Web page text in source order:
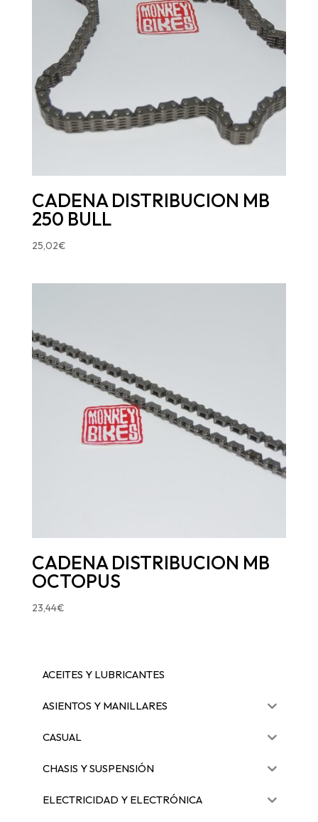
CADENA DISTRIBUCION MB
250 BULL
25,02€
CADENA DISTRIBUCION MB
OCTOPUS
23,44€
ACEITES Y LUBRICANTES
ASIENTOS Y MANILLARES
CASUAL
CHASIS Y SUSPENSIÓN
ELECTRICIDAD Y ELECTRÓNICA